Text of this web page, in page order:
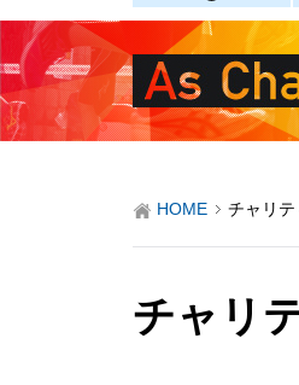
HOME チャリ
チャリ